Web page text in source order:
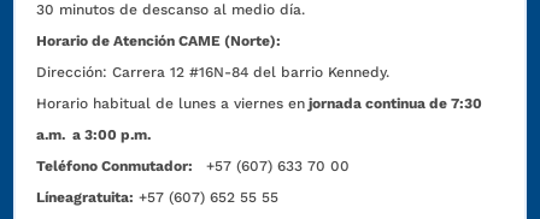
30 minutos de descanso al medio día.
Horario de Atención CAME (Norte):
Dirección:Carrera 12 #16N-84 del barrio Kennedy.
Horario habitual de lunes a viernes en jornada continua de 7:30
a.m. a 3:00 p.m.
Teléfono Conmutador:
+57 (607) 633 70 00
Líneagratuita: +57 (607) 652 55 55